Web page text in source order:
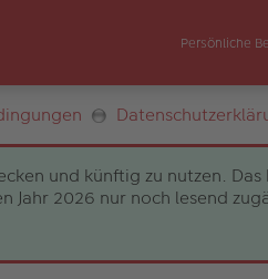
Persönliche
und künftig zu nutzen.
2026 nur noch lesend